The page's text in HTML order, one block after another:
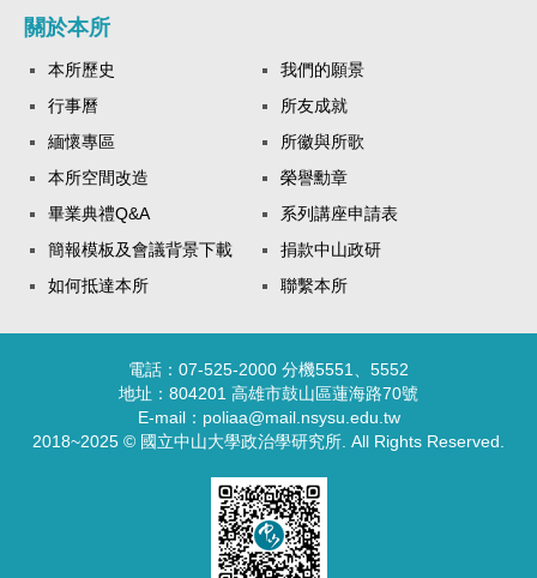
關於本所
本所歷史
我們的願景
行事曆
所友成就
緬懷專區
所徽與所歌
本所空間改造
榮譽勳章
畢業典禮Q&A
系列講座申請表
簡報模板及會議背景下載
捐款中山政研
如何抵達本所
聯繫本所
電話：07-525-2000 分機5551、5552
地址：804201 高雄市鼓山區蓮海路70號
E-mail：poliaa@mail.nsysu.edu.tw
2018~2025 © 國立中山大學政治學研究所. All Rights Reserved.